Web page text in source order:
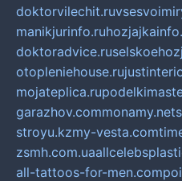
doktorvilechit.ru
manikjurinfo.ru
doktoradvice.ru
otopleniehouse.ru
mojateplica.ru
garazhov.commonamy.net
stroyu.kzmy-vesta.com
zsmh.com.ua
all-tattoos-for-men.com